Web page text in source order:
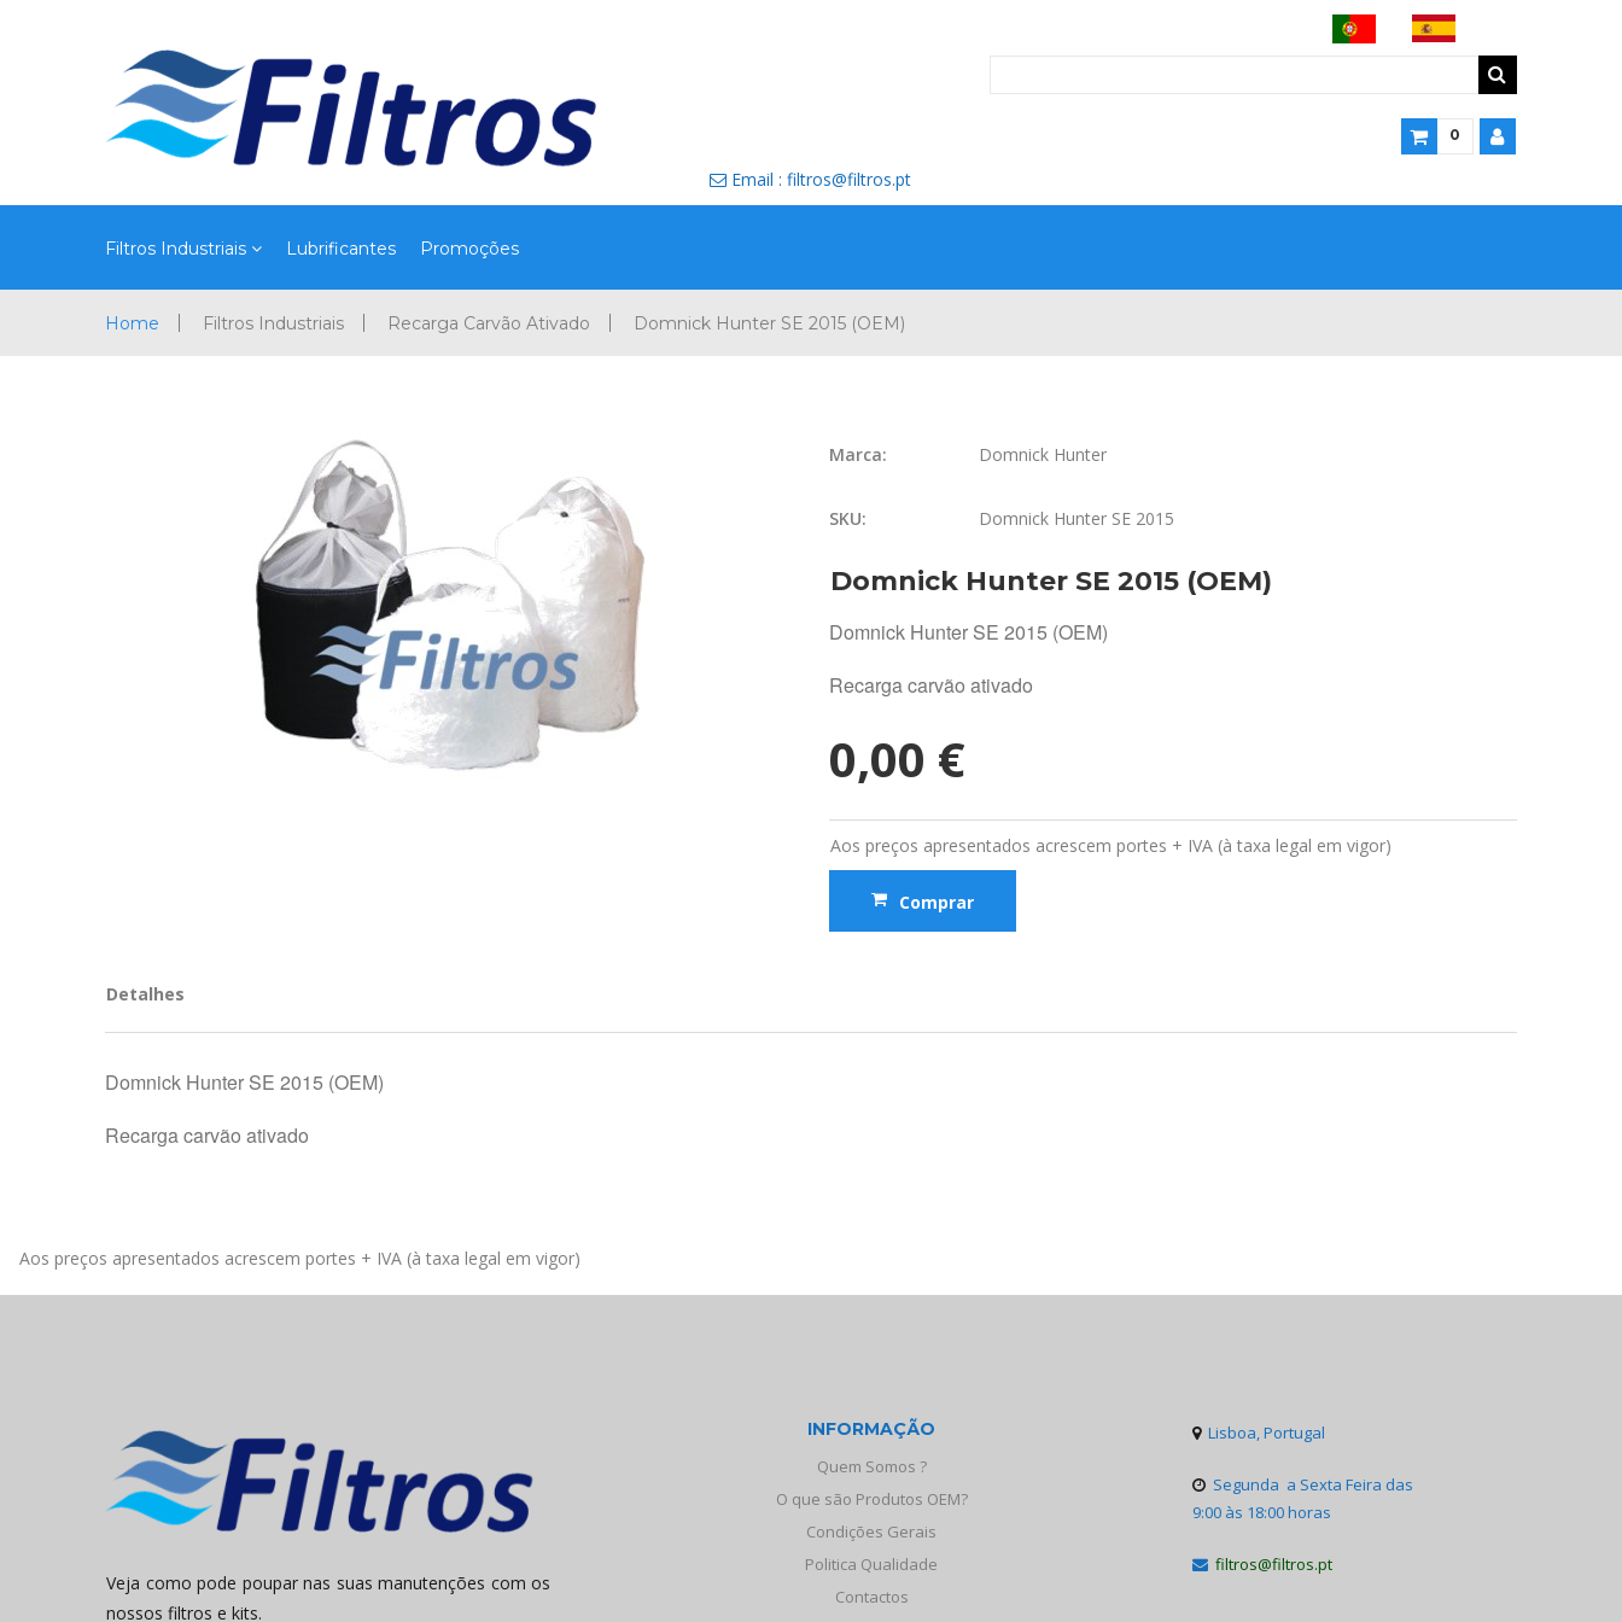
0
 Email : filtros@filtros.pt
Filtros Industriais Lubrificantes Promoções
Home Filtros Industriais Recarga Carvão Ativado Domnick Hunter SE 2015 (OEM)
Marca: Domnick Hunter
SKU: Domnick Hunter SE 2015
Domnick Hunter SE 2015 (OEM)
Domnick Hunter SE 2015 (OEM)
Recarga carvão ativado
0,00 €
Aos preços apresentados acrescem portes + IVA (à taxa legal em vigor)
Comprar
Detalhes
Domnick Hunter SE 2015 (OEM)
Recarga carvão ativado
Aos preços apresentados acrescem portes + IVA (à taxa legal em vigor)
Veja como pode poupar nas suas manutenções com os
nossos filtros e kits.
INFORMAÇÃO
Quem Somos ?
O que são Produtos OEM?
Condições Gerais
Politica Qualidade
Contactos
 Lisboa, Portugal
 Segunda a Sexta Feira das
9:00 às 18:00 horas
 filtros@filtros.pt